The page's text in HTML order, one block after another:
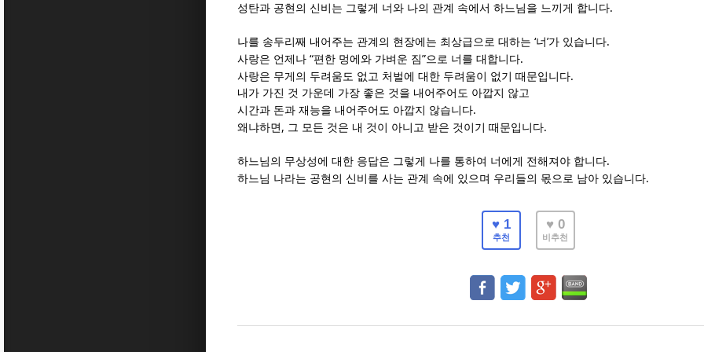
성탄과 공현의 신비는 그렇게 너와 나의 관계 속에서 하느님을 느끼게 합니다.
나를 송두리째 내어주는 관계의 현장에는 최상급으로 대하는 ‘너 ’가 있습니다.
사랑은 언제나 “편한 멍에와 가벼운 짐”으로 너를 대합니다.
사랑은 무게의 두려움도 없고 처벌에 대한 두려움이 없기 때문입니다.
내가 가진 것 가운데 가장 좋은 것을 내어주어도 아깝지 않고
시간과 돈과 재능을 내어주어도 아깝지 않습니다.
왜냐하면 , 그 모든 것은 내 것이 아니고 받은 것이기 때문입니다.
하느님의 무상성에 대한 응답은 그렇게 나를 통하여 너에게 전해져야 합니다.
하느님 나라는 공현의 신비를 사는 관계 속에 있으며 우리들의 몫으로 남아 있습니다.
♥ 1
추천
♥ 0
비추천